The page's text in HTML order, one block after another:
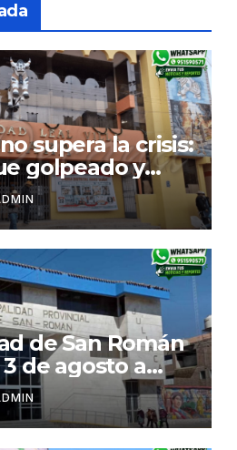
supera la crisis:
golpeado y
al nuevo
para obras
de San Román
de agosto a
del Comité
y Salud en el